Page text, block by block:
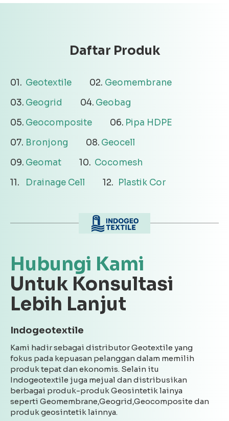
Daftar Produk
Geotextile
Geomembrane
Geogrid
Geobag
Geocomposite
Pipa HDPE
Bronjong
Geocell
Geomat
Cocomesh
Drainage Cell
Plastik Cor
Hubungi Kami
Untuk Konsultasi
Lebih Lanjut
Indogeotextile
Kami hadir sebagai distributor Geotextile yang
fokus pada kepuasan pelanggan dalam memilih
produk tepat dan ekonomis. Selain itu
Indogeotextile juga mejual dan distribusikan
berbagai produk-produk Geosintetik lainya
seperti Geomembrane,Geogrid,Geocomposite dan
produk geosintetik lainnya.